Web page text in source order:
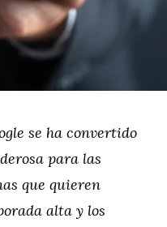
se ha convertido
para las
que quieren
alta y los